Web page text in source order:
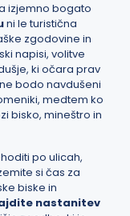
izjemno bogato
ni le turistična
zgodovine in
napisi, volitve
ki očara prav
bodo navdušeni
medtem ko
bisko, mineštro in
po ulicah,
si čas za
biske in
nastanitev